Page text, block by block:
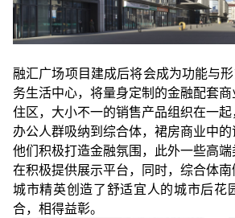
融汇广场项目建成后将会成为功能与
务生活中心，将量身定制的金融配套
住区，大小不一的销售产品组织在一
办公人群吸纳到综合体，裙房商业中
他们积极打造金融氛围，此外一些高
在积极提供展示平台，同时，综合体
城市精英创造了舒适宜人的城市后花
合，相得益彰。